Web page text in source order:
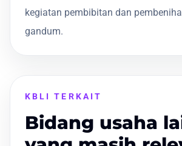
kegiatan pembibitan dan
gandum.
KBLI TERKAIT
Bidang usaha